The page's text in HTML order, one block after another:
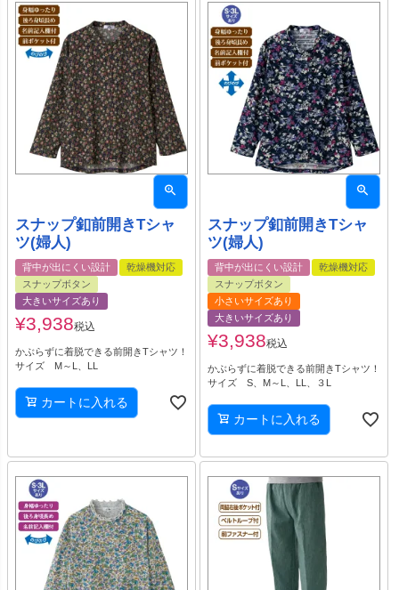
スナップ釦前開きTシャ
ツ(婦人)
背中が出にくい設計
乾燥機対応
スナップボタン
大きいサイズあり
¥3,938税込
かぶらずに着脱できる前開きTシャツ！
サイズ M～L、LL
カートに入れる
スナップ釦前開きTシャ
ツ(婦人)
背中が出にくい設計
乾燥機対応
スナップボタン
小さいサイズあり
大きいサイズあり
¥3,938税込
かぶらずに着脱できる前開きTシャツ！
サイズ S、M～L、LL、３L
カートに入れる